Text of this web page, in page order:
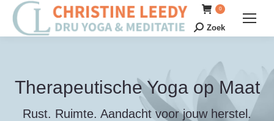
0
Zoeken:
Zoek
Therapeutische Yoga op Maat
Rust. Ruimte. Aandacht voor jouw herstel.